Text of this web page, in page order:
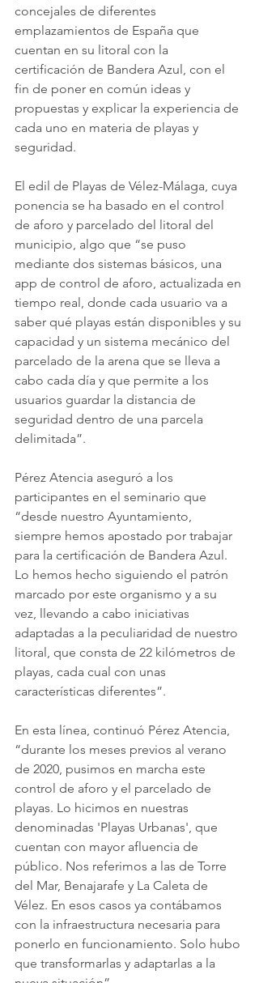
concejales de diferentes
emplazamientos de España que
cuentan en su litoral con la
certificación de Bandera Azul, con el
fin de poner en común ideas y
propuestas y explicar la experiencia de
cada uno en materia de playas y
seguridad.
El edil de Playas de Vélez-Málaga, cuya
ponencia se ha basado en el control
de aforo y parcelado del litoral del
municipio, algo que “se puso
mediante dos sistemas básicos, una
app de control de aforo, actualizada en
tiempo real, donde cada usuario va a
saber qué playas están disponibles y su
capacidad y un sistema mecánico del
parcelado de la arena que se lleva a
cabo cada día y que permite a los
usuarios guardar la distancia de
seguridad dentro de una parcela
delimitada”.
Pérez Atencia aseguró a los
participantes en el seminario que
“desde nuestro Ayuntamiento,
siempre hemos apostado por trabajar
para la certificación de Bandera Azul.
Lo hemos hecho siguiendo el patrón
marcado por este organismo y a su
vez, llevando a cabo iniciativas
adaptadas a la peculiaridad de nuestro
litoral, que consta de 22 kilómetros de
playas, cada cual con unas
características diferentes”.
En esta línea, continuó Pérez Atencia,
“durante los meses previos al verano
de 2020, pusimos en marcha este
control de aforo y el parcelado de
playas. Lo hicimos en nuestras
denominadas 'Playas Urbanas', que
cuentan con mayor afluencia de
público. Nos referimos a las de Torre
del Mar, Benajarafe y La Caleta de
Vélez. En esos casos ya contábamos
con la infraestructura necesaria para
ponerlo en funcionamiento. Solo hubo
que transformarlas y adaptarlas a la